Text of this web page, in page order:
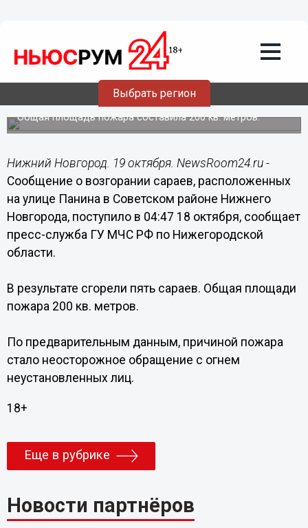
Выбрать регион
19.10.201510:24
Пять сараев сгорели на улице Панина в
Нижнем Новгороде
Общая площадь пожара составила 200 кв. метров.
Нижний Новгород. 19 октября. NewsRoom24.ru -
Сообщение о возгорании сараев, расположенных
на улице Панина в Советском районе Нижнего
Новгорода, поступило в 04:47 18 октября, сообщает
пресс-служба ГУ МЧС РФ по Нижегородской
области.
В результате сгорели пять сараев. Общая площади
пожара 200 кв. метров.
По предварительным данным, причиной пожара
стало неосторожное обращение с огнем
неустановленных лиц.
18+
Еще в рубрике
Новости партнёров